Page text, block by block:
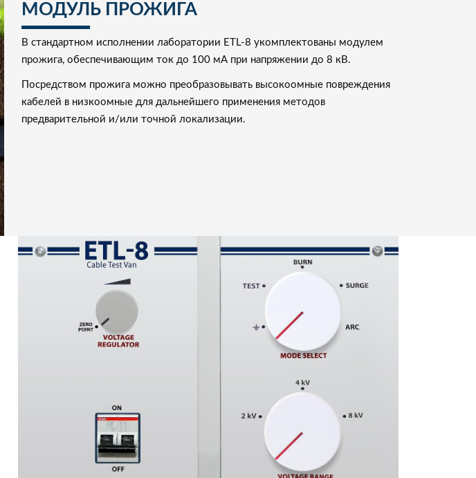
МОДУЛЬ ПРОЖИГА
В стандартном исполнении лаборатории ETL-8 укомплектованы модулем
прожига, обеспечивающим ток до 100 мА при напряжении до 8 кВ.
Посредством прожига можно преобразовывать высокоомные повреждения
кабелей в низкоомные для дальнейшего применения методов
предварительной и/или точной локализации.